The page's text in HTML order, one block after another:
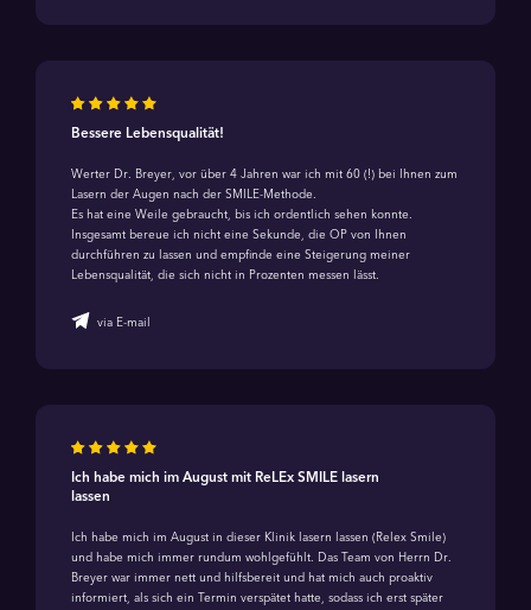
Bessere Lebensqualität!
Werter Dr. Breyer, vor über 4 Jahren war ich mit 60 (!) bei Ihnen zum
Lasern der Augen nach der SMILE-Methode.
Es hat eine Weile gebraucht, bis ich ordentlich sehen konnte.
Insgesamt bereue ich nicht eine Sekunde, die OP von Ihnen
durchführen zu lassen und empfinde eine Steigerung meiner
Lebensqualität, die sich nicht in Prozenten messen lässt.
via E-mail
Ich habe mich im August mit ReLEx SMILE lasern
lassen
Ich habe mich im August in dieser Klinik lasern lassen (Relex Smile)
und habe mich immer rundum wohlgefühlt. Das Team von Herrn Dr.
Breyer war immer nett und hilfsbereit und hat mich auch proaktiv
informiert, als sich ein Termin verspätet hatte, sodass ich erst später